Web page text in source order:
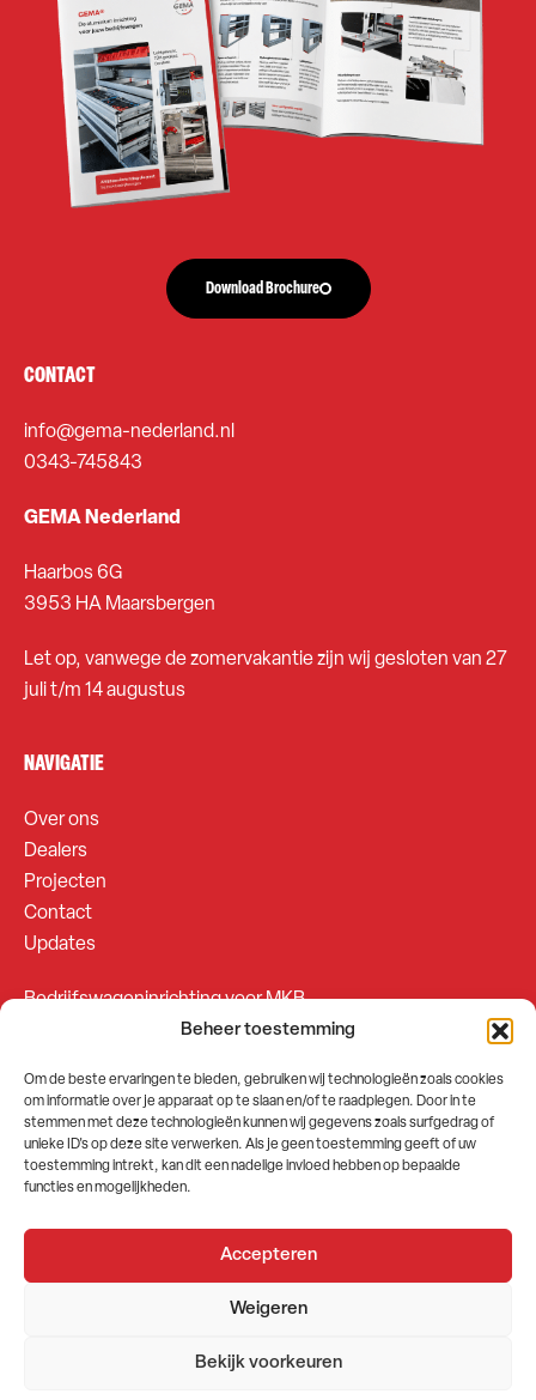
Beheer toestemming
Om de beste ervaringen te bieden, gebruiken wij technologieën zoals cookies
om informatie over je apparaat op te slaan en/of te raadplegen. Door in te
stemmen met deze technologieën kunnen wij gegevens zoals surfgedrag of
unieke ID's op deze site verwerken. Als je geen toestemming geeft of uw
toestemming intrekt, kan dit een nadelige invloed hebben op bepaalde
functies en mogelijkheden.
Accepteren
Weigeren
Bekijk voorkeuren
Download Brochure
CONTACT
info@gema-nederland.nl
0343-745843
GEMA Nederland
Haarbos 6G
3953 HA Maarsbergen
Let op, vanwege de zomervakantie zijn wij gesloten van 27
juli t/m 14 augustus
NAVIGATIE
Over ons
Dealers
Projecten
Contact
Updates
Bedrijfswageninrichting voor MKB
Bedrijfswageninrichting voor Fleetsales
SOCIALS